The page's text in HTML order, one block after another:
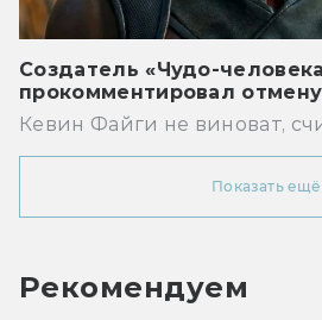
Создатель «Чудо-
прокомментировал
Кевин Файги не виноват,
Показать ещё
Рекомендуем